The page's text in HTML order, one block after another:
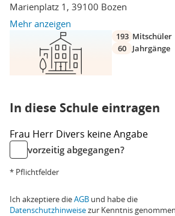
Marienplatz 1, 39100 Bozen
Mehr anzeigen
193 Mitschüler
60
Jahrgänge
In diese Schule eintragen
Frau Herr Divers keine Angabe
vorzeitig abgegangen?
* Pflichtfelder
Ich akzeptiere dieAGB und habe die
Datenschutzhinweisezur Kenntnis